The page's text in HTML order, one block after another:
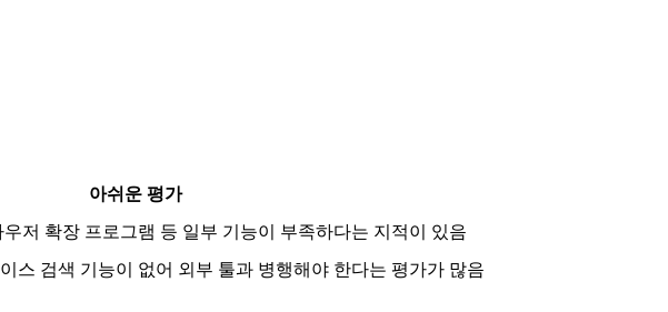
아쉬운 평가
저 확장 프로그램 등 일부 기능이 부족하다는 지적이 있음
스 검색 기능이 없어 외부 툴과 병행해야 한다는 평가가 많음